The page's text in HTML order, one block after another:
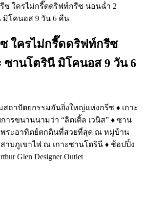
ใครไม่กรี๊ดดริฟท์กรีซ
ซานโตรินี มิโคนอส 9 วัน 6
สถาปัตยกรรมอันยิ่งใหญ่แห่งกรีซ ♦ เกาะ
ารขนานนามว่า “ลิตเติ้ล เวนิส” ♦ ซาน
พระอาทิตย์ตกดินที่สวยที่สุด ณ หมู่บ้าน
สาบภูเขาไฟ ณ เกาะซานโตรินี ♦ ช้อปปิ้ง
Glen Designer Outlet